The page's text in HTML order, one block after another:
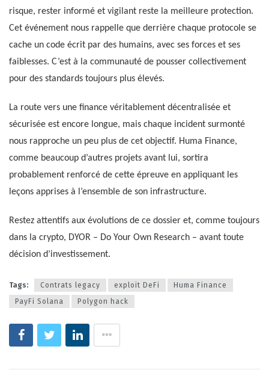
risque, rester informé et vigilant reste la meilleure protection.
Cet événement nous rappelle que derrière chaque protocole se
cache un code écrit par des humains, avec ses forces et ses
faiblesses. C’est à la communauté de pousser collectivement
pour des standards toujours plus élevés.
La route vers une finance véritablement décentralisée et
sécurisée est encore longue, mais chaque incident surmonté
nous rapproche un peu plus de cet objectif. Huma Finance,
comme beaucoup d’autres projets avant lui, sortira
probablement renforcé de cette épreuve en appliquant les
leçons apprises à l’ensemble de son infrastructure.
Restez attentifs aux évolutions de ce dossier et, comme toujours
dans la crypto, DYOR – Do Your Own Research – avant toute
décision d’investissement.
Tags: Contrats legacy exploit DeFi
Huma Finance
PayFi Solana
Polygon hack